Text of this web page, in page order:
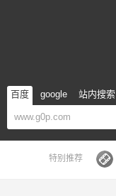
百度 google 站内搜索
特别推荐